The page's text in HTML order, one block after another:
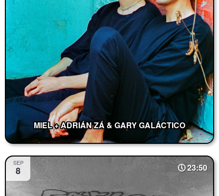
MIEL + ADRIÁN ZÁ & GARY GALÁCTICO
SEP
8 23:50